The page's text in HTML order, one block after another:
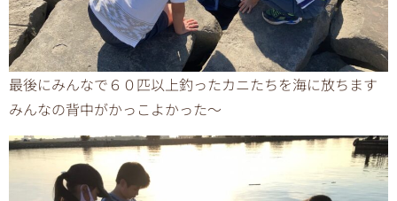
最後にみんなで６０匹以上釣ったカニたちを海に放ちます
みんなの背中がかっこよかった〜